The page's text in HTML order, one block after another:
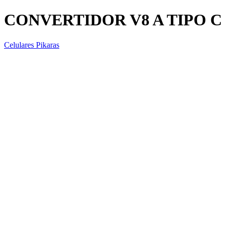
CONVERTIDOR V8 A TIPO C
Celulares Pikaras